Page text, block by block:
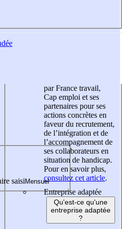
saisi
par France travail,
Cap emploi et ses
partenaires pour ses
actions concrètes en
faveur du recrutement,
de l’intégration et de
l’accompagnement de
ses collaborateurs en
situation de handicap.
Pour en savoir plus,
consultez cet article.
Entreprise adaptée
Qu'est-ce qu'une
entreprise adaptée
?